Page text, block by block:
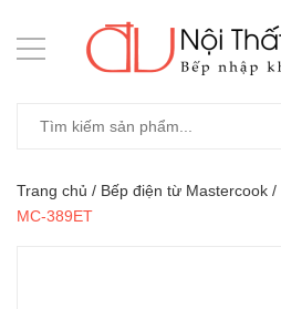
Trang chủ / Bếp điện từ Mastercook /
MC-389ET